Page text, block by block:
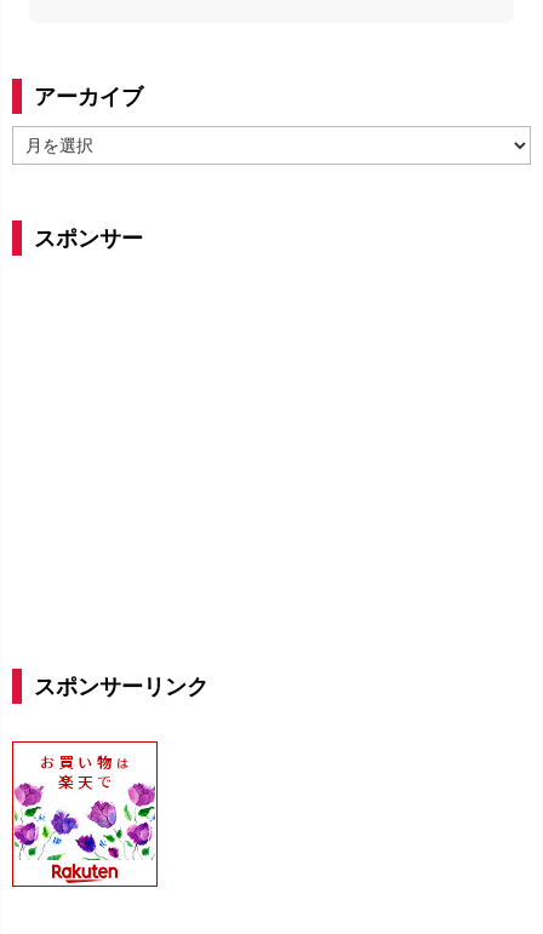
アーカイブ
ー
スポンサー
スポンサーリンク